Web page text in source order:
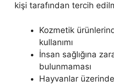
kişi tarafından tercih
Kozmetik
kullanımı
İnsan sağlığına
bulunmaması
Hayvanlar